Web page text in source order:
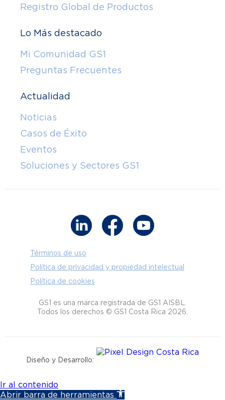
Registro Global de Productos
Lo Más destacado
Mi Comunidad GS1
Preguntas Frecuentes
Actualidad
Noticias
Casos de Éxito
Eventos
Soluciones y Sectores GS1
Términos de uso
Política de privacidad y propiedad intelectual
Política de cookies
GS1 es una marca registrada de GS1 AISBL.
Todos los derechos © GS1 Costa Rica 2026.
Diseño y Desarrollo:
Ir al contenido
Abrir barra de herramientas